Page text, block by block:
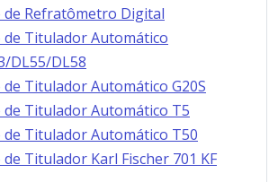
de Refratômetro Digital
de Titulador Automático
DL55/DL58
de Titulador Automático G20S
de Titulador Automático T5
de Titulador Automático T50
Titulador Karl Fischer 701 KF